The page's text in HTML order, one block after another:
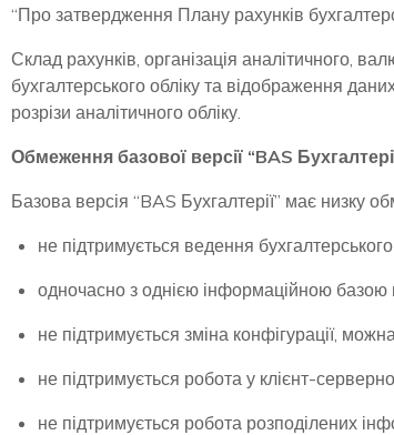
“Про затвердження Плану рахунків
Склад рахунків, організація аналітичного,
бухгалтерського обліку та відображення
розрізи аналітичного обліку.
Обмеження базової версії “BAS
Базова версія “BAS Бухгалтерії” має низку
не підтримується ведення бухгалтерського
одночасно з однією інформаційною
не підтримується зміна конфігурації,
не підтримується робота у клієнт-
не підтримується робота розподілених